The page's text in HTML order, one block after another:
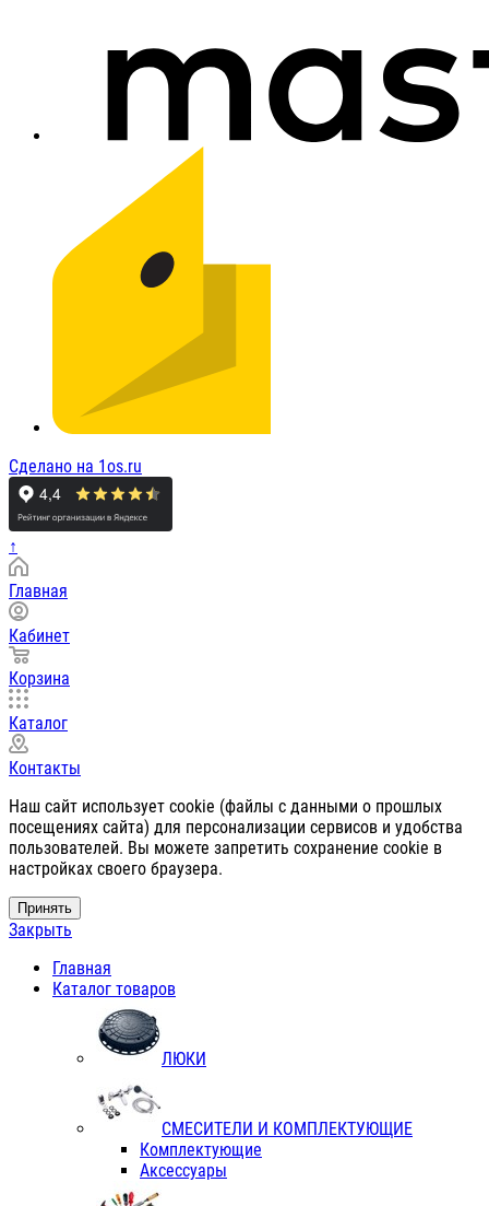
Сделано на 1os.ru
↑
Главная
Кабинет
Корзина
Каталог
Контакты
Наш сайт использует cookie (файлы с данными о прошлых
посещениях сайта) для персонализации сервисов и удобства
пользователей. Вы можете запретить сохранение cookie в
настройках своего браузера.
Принять
Закрыть
Главная
Каталог товаров
ЛЮКИ
СМЕСИТЕЛИ И КОМПЛЕКТУЮЩИЕ
Комплектующие
Аксессуары